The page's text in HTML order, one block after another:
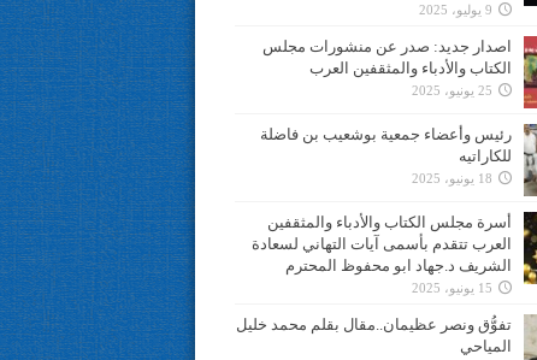
9 يوليو، 2025
اصدار جديد: صدر عن منشورات مجلس
الكتاب والأدباء والمثقفين العرب
25 يونيو، 2025
رئيس وأعضاء جمعية بوشعيب بن فاضلة
للكاراتيه
18 يونيو، 2025
أسرة مجلس الكتاب والأدباء والمثقفين
العرب تتقدم بأسمى آيات التهاني لسعادة
الشريف د.جهاد ابو محفوظ المحترم
15 يونيو، 2025
تفوُّق ونصر عظيمان..مقال بقلم محمد خليل
المياحي